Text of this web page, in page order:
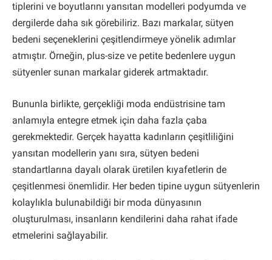
tiplerini ve boyutlarını yansıtan modelleri podyumda ve
dergilerde daha sık görebiliriz. Bazı markalar, sütyen
bedeni seçeneklerini çeşitlendirmeye yönelik adımlar
atmıştır. Örneğin, plus-size ve petite bedenlere uygun
sütyenler sunan markalar giderek artmaktadır.
Bununla birlikte, gerçekliği moda endüstrisine tam
anlamıyla entegre etmek için daha fazla çaba
gerekmektedir. Gerçek hayatta kadınların çeşitliliğini
yansıtan modellerin yanı sıra, sütyen bedeni
standartlarına dayalı olarak üretilen kıyafetlerin de
çeşitlenmesi önemlidir. Her beden tipine uygun sütyenlerin
kolaylıkla bulunabildiği bir moda dünyasının
oluşturulması, insanların kendilerini daha rahat ifade
etmelerini sağlayabilir.